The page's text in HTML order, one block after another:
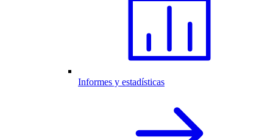
Informes y estadísticas